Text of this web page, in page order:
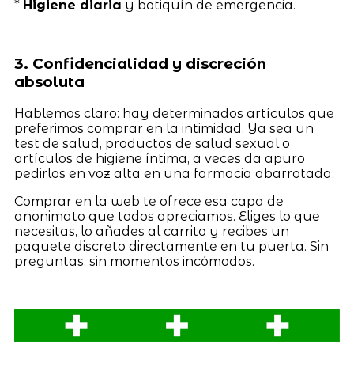
* Higiene diaria y botiquín de emergencia.
3. Confidencialidad y discreción
absoluta
Hablemos claro: hay determinados artículos que
preferimos comprar en la intimidad. Ya sea un
test de salud, productos de salud sexual o
artículos de higiene íntima, a veces da apuro
pedirlos en voz alta en una farmacia abarrotada.
Comprar en la web te ofrece esa capa de
anonimato que todos apreciamos. Eliges lo que
necesitas, lo añades al carrito y recibes un
paquete discreto directamente en tu puerta. Sin
preguntas, sin momentos incómodos.